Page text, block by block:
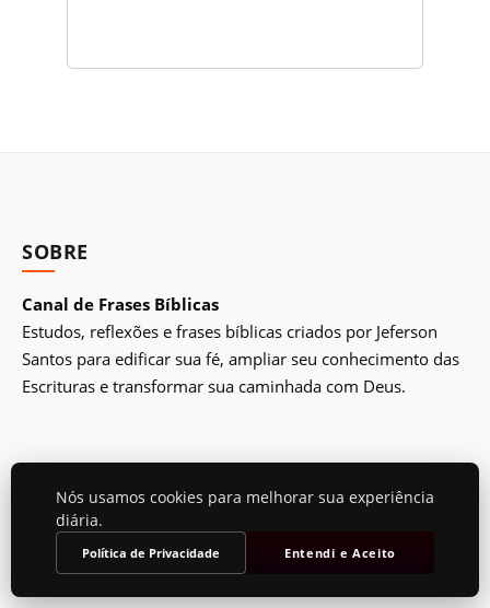
SOBRE
Canal de Frases Bíblicas
Estudos, reflexões e frases bíblicas criados por Jeferson
Santos para edificar sua fé, ampliar seu conhecimento das
Escrituras e transformar sua caminhada com Deus.
Quem foi
Bíblia
Nós usamos cookies para melhorar sua experiência
diária.
Política de Privacidade Entendi e Aceito